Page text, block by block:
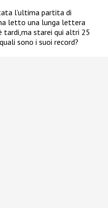
l’ultima partita di
letto una lunga lettera
tardi,ma starei qui altri 25
sono i suoi record?